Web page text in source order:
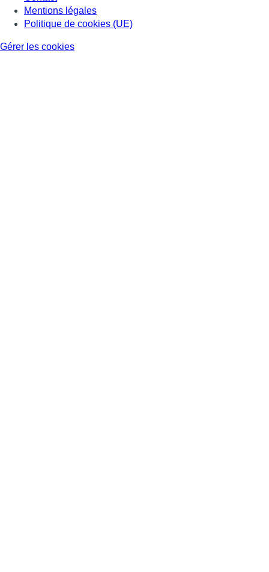
Mentions légales
Politique de cookies (UE)
Gérer les cookies